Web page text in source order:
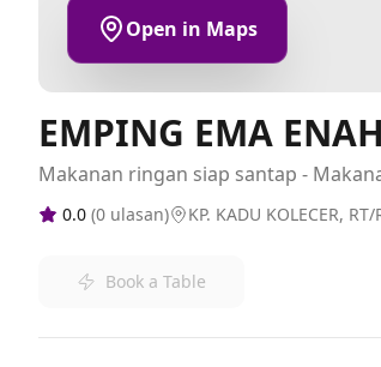
Open in Maps
EMPING EMA ENAH
Makanan ringan siap santap -
0.0 (0 ulasan) KP. KADU KOLECER,
Book a Table